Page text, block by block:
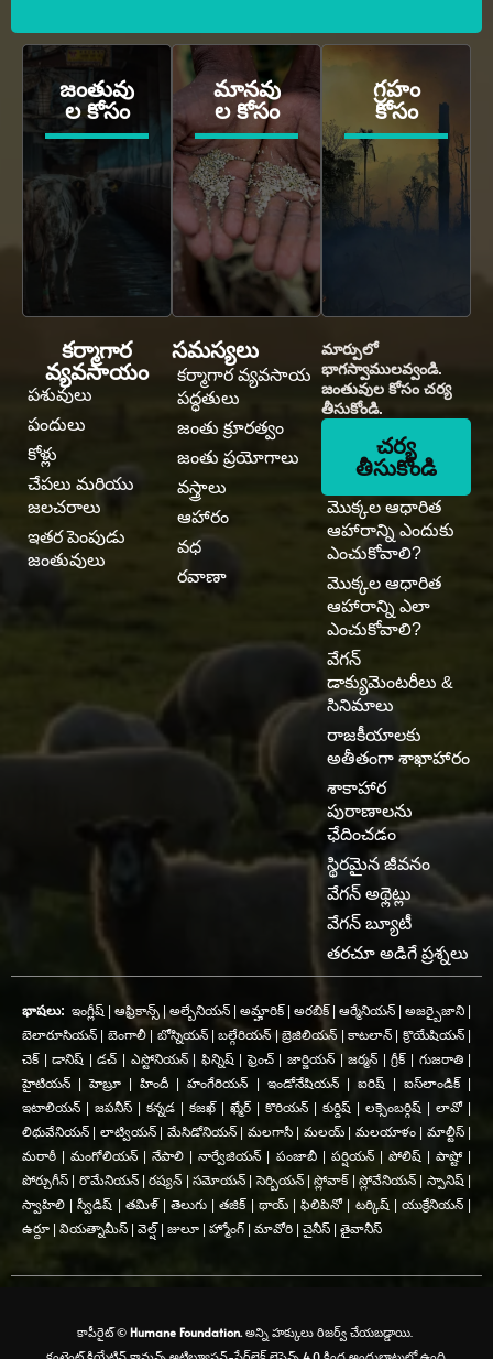
జంతువు
ల కోసం
మానవు
ల కోసం
గ్రహం
కోసం
కర్మాగార
వ్యవసాయం
పశువులు
పందులు
కోళ్లు
చేపలు మరియు
జలచరాలు
ఇతర పెంపుడు
జంతువులు
సమస్యలు
కర్మాగార వ్యవసాయ
పద్ధతులు
జంతు క్రూరత్వం
జంతు ప్రయోగాలు
వస్త్రాలు
ఆహారం
వధ
రవాణా
మార్పులో
భాగస్వాములవ్వండి.
జంతువుల కోసం చర్య
తీసుకోండి.
చర్య
తీసుకోండి
మొక్కల ఆధారిత
ఆహారాన్ని ఎందుకు
ఎంచుకోవాలి?
మొక్కల ఆధారిత
ఆహారాన్ని ఎలా
ఎంచుకోవాలి?
వేగన్
డాక్యుమెంటరీలు &
సినిమాలు
రాజకీయాలకు
అతీతంగా శాఖాహారం
శాకాహార
పురాణాలను
ఛేదించడం
స్థిరమైన జీవనం
వేగన్ అథ్లెట్లు
వేగన్ బ్యూటీ
తరచూ అడిగే ప్రశ్నలు
భాషలు: ఇంగ్లీష్ ఆఫ్రికాన్స్ |అల్బేనియన్ అమ్హారిక్ అరబిక్ ఆర్మేనియన్ అజర్బైజాని
బెలారూసియన్
బెంగాలీ| బోస్నియన్|బల్గేరియన్ |బ్రెజిలియన్ కాటలాన్| క్రొయేషియన్|
చెక్ |డానిష్ |డచ్ ఎస్టోనియన్| ఫిన్నిష్ |ఫ్రెంచ్|జార్జియన్ |జర్మన్ |గ్రీక్ గుజరాతి|
హైటియన్ |హెబ్రూ |హిందీ |హంగేరియన్ ఇండోనేషియన్| ఐరిష్ ఐస్‌లాండిక్|
ఇటాలియన్
జపనీస్ కన్నడ కజఖ్ ఖ్మేర్ కొరియన్ కుర్దిష్ లక్సెంబర్గిష్ లావో|
లిథువేనియన్
లాట్వియన్| మేసిడోనియన్| మలగాసీ| మలయ్| మలయాళం| మాల్టీస్|
మరాఠీ |మంగోలియన్ |నేపాలి |నార్వేజియన్ పంజాబీ| పర్షియన్| పోలిష్ పాష్టో|
పోర్చుగీస్
రొమేనియన్|రష్యన్ |సమోయన్ |సెర్బియన్|స్లోవాక్ |స్లోవేనియన్ స్పానిష్
స్వాహిలి |స్వీడిష్ తమిళ్|తెలుగు |తజిక్ థాయ్|ఫిలిపినో| టర్కిష్ యుక్రేనియన్|
ఉర్దూ
వియత్నామీస్ వెల్ష్ జులూ హ్మోంగ్ మావోరి చైనీస్ తైవానీస్
కాపీరైట్ © Humane Foundation.అన్ని హక్కులు రిజర్వ్ చేయబడ్డాయి.